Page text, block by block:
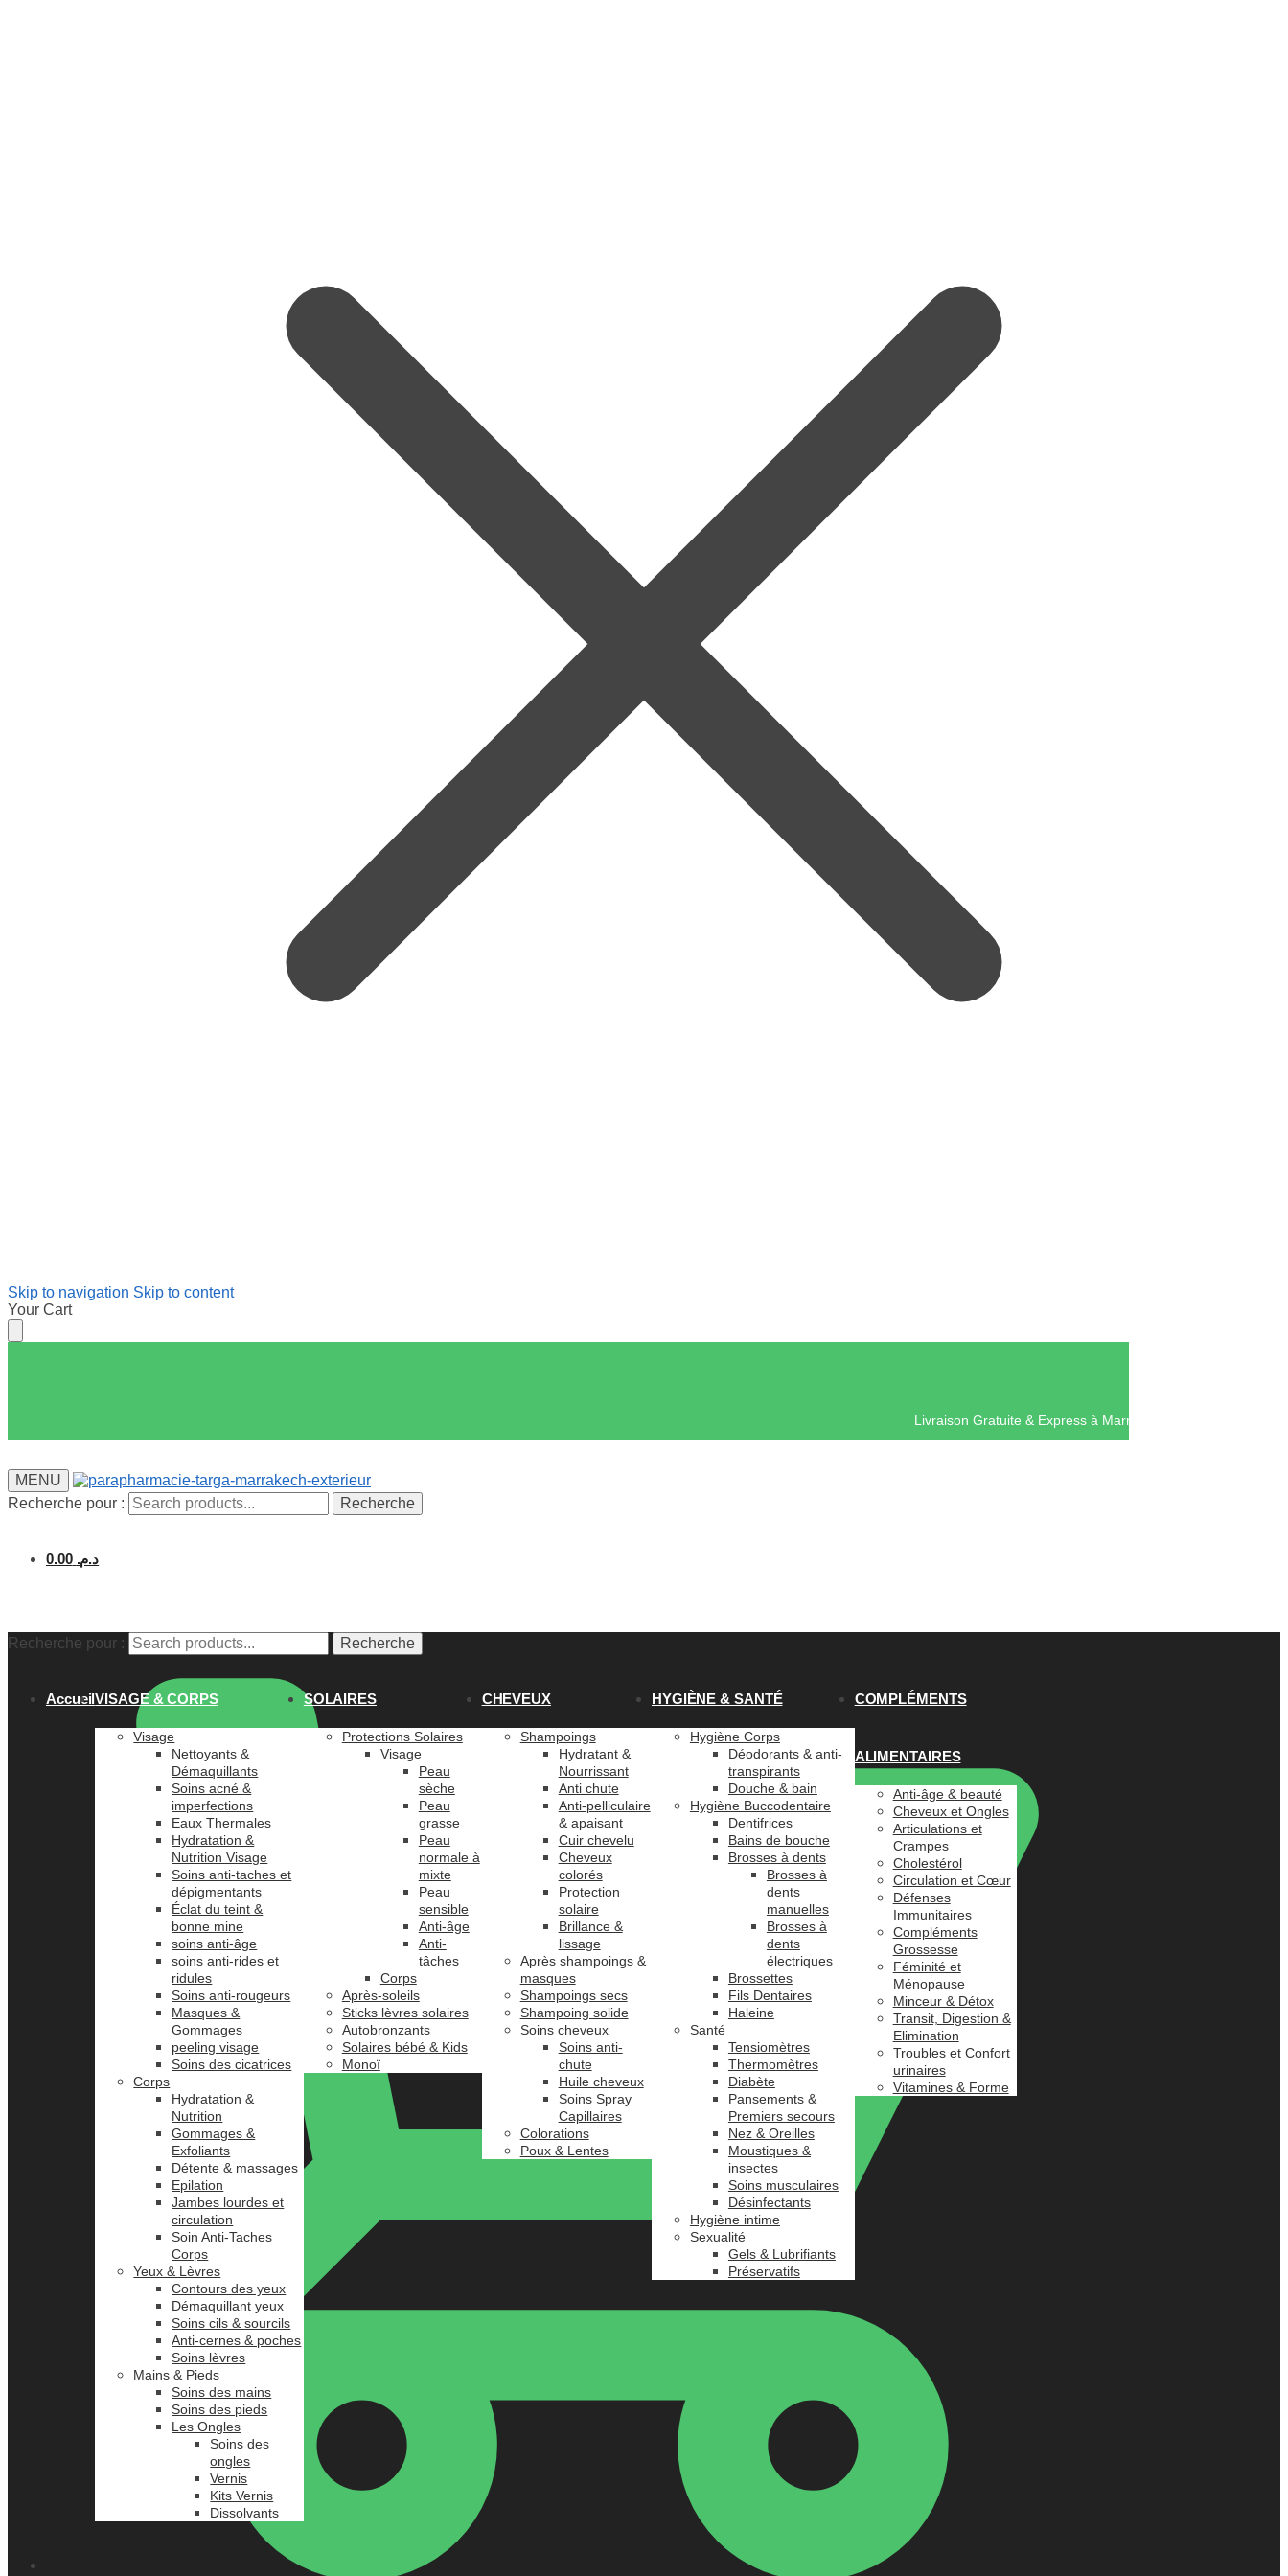
Skip to navigation Skip to content
Your Cart
Livraison Gratuite & Express à
MENU
Recherche pour :
Recherche
د.م. 0.00
Recherche pour : Recherche
AccueilVISAGE & CORPS
Visage
Nettoyants &
Démaquillants
Soins acné &
imperfections
Eaux Thermales
Hydratation &
Nutrition Visage
Soins anti-taches et
dépigmentants
Éclat du teint &
bonne mine
soins anti-âge
soins anti-rides et
ridules
Soins anti-rougeurs
Masques &
Gommages
peeling visage
Soins des cicatrices
Corps
Hydratation &
Nutrition
Gommages &
Exfoliants
Détente & massages
Epilation
Jambes lourdes et
circulation
Soin Anti-Taches
Corps
Yeux & Lèvres
Contours des yeux
Démaquillant yeux
Soins cils & sourcils
Anti-cernes & poches
Soins lèvres
Mains & Pieds
Soins des mains
Soins des pieds
Les Ongles
Soins des
ongles
Vernis
Kits Vernis
Dissolvants
SOLAIRES
Protections Solaires
Visage
Peau
sèche
Peau
grasse
Peau
normale à
mixte
Peau
sensible
Anti-âge
Anti-
tâches
Corps
Après-soleils
Sticks lèvres solaires
Autobronzants
Solaires bébé & Kids
Monoï
CHEVEUX
Shampoings
Hydratant &
Nourrissant
Anti chute
Anti-pelliculaire
& apaisant
Cuir chevelu
Cheveux
colorés
Protection
solaire
Brillance &
lissage
Après shampoings &
masques
Shampoings secs
Shampoing solide
Soins cheveux
Soins anti-
chute
Huile cheveux
Soins Spray
Capillaires
Colorations
Poux & Lentes
HYGIÈNE & SANTÉ
Hygiène Corps
Déodorants & anti-
transpirants
Douche & bain
Hygiène Buccodentaire
Dentifrices
Bains de bouche
Brosses à dents
Brosses à
dents
manuelles
Brosses à
dents
électriques
Brossettes
Fils Dentaires
Haleine
Santé
Tensiomètres
Thermomètres
Diabète
Pansements &
Premiers secours
Nez & Oreilles
Moustiques &
insectes
Soins musculaires
Désinfectants
Hygiène intime
Sexualité
Gels & Lubrifiants
Préservatifs
COMPLÉMENTS
ALIMENTAIRES
Anti-âge & beauté
Cheveux et Ongles
Articulations et
Crampes
Cholestérol
Circulation et Cœur
Défenses
Immunitaires
Compléments
Grossesse
Féminité et
Ménopause
Minceur & Détox
Transit, Digestion &
Elimination
Troubles et Confort
urinaires
Vitamines & Forme